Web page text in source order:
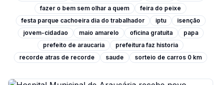
fazer o bem sem olhar a quem
feira do peixe
festa parque cachoeira dia do trabalhador
iptu
isenção
jovem-cidadao
maio amarelo oficina gratuita
papa
prefeito de araucaria
prefeitura faz historia
recorde atras de recorde
saude sorteio de carros 0 km